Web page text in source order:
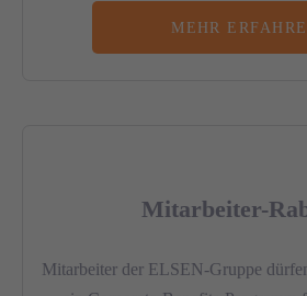
MEHR
Mitarbeiter-
Mitarbeiter der ELSEN-Gruppe